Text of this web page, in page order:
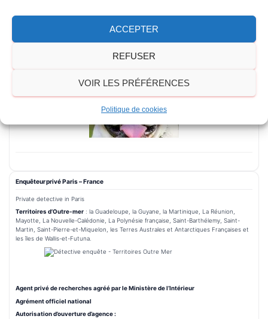
ACCEPTER
REFUSER
VOIR LES PRÉFÉRENCES
Politique de cookies
Enquêteur privé Paris – France
Private detective in Paris
Territoires d’Outre-mer : la Guadeloupe, la Guyane, la Martinique, La Réunion,
Mayotte, La Nouvelle-Calédonie, La Polynésie française, Saint-Barthélemy, Saint-
Martin, Saint-Pierre-et-Miquelon, les Terres Australes et Antarctiques Françaises et
les îles de Wallis-et-Futuna.
Agent privé de recherches agréé par le Ministère de l’Intérieur
Agrément officiel national
Autorisation d’ouverture d’agence :